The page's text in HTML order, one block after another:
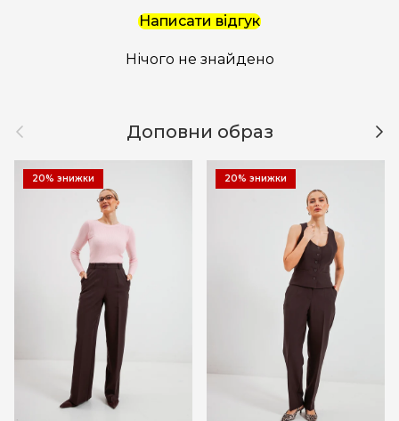
Написати відгук
Нічого не знайдено
Назад Доповни образ
20% знижки 20% знижки